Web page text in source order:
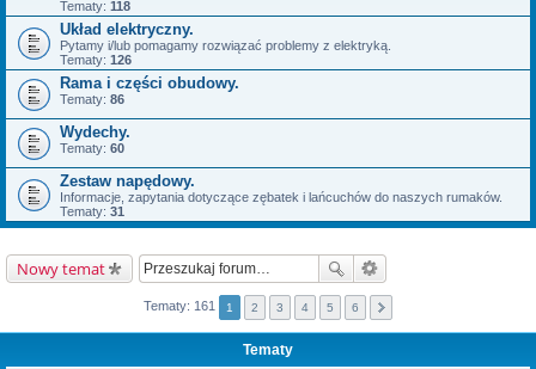
Tematy: 118
Układ elektryczny.
Pytamy i/lub pomagamy rozwiązać problemy z elektryką.
Tematy: 126
Rama i części obudowy.
Tematy: 86
Wydechy.
Tematy: 60
Zestaw napędowy.
Informacje, zapytania dotyczące zębatek i lańcuchów do naszych rumaków.
Tematy: 31
Nowy temat
Tematy: 161 1 2 3 4 5 6
Tematy